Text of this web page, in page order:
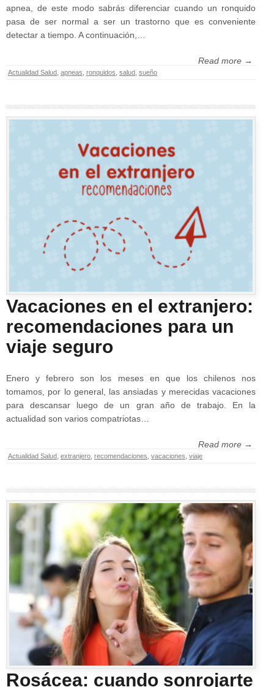
apnea, de este modo sabrás diferenciar cuando un ronquido
pasa de ser normal a ser un trastorno que es conveniente
detectar a tiempo. A continuación,…
Read more →
Actualidad Salud apneas ronquidos salud sueño
Vacaciones en el extranjero:
recomendaciones para un
viaje seguro
Enero y febrero son los meses en que los chilenos nos
tomamos, por lo general, las ansiadas y merecidas vacaciones
para descansar luego de un gran año de trabajo. En la
actualidad son varios compatriotas…
Read more →
Actualidad Salud extranjero recomendaciones vacaciones viaje
Rosácea: cuando sonrojarte